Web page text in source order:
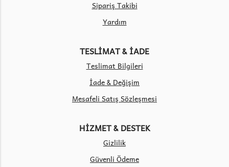
Sipariş Takibi
Yardım
TESLİMAT & İADE
Teslimat Bilgileri
İade & Değişim
Mesafeli Satış Sözleşmesi
HİZMET & DESTEK
Gizlilik
Güvenli Ödeme